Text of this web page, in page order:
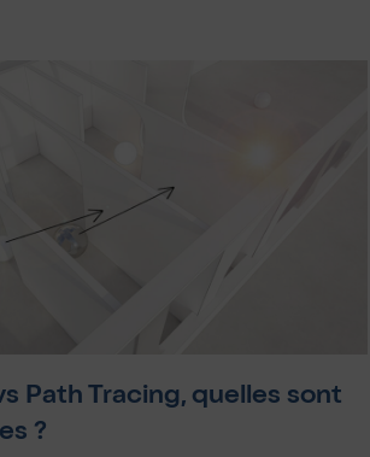
Path Tracing, quelles sont
?